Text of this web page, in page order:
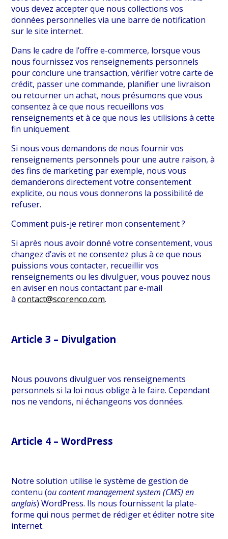
vous devez accepter que nous collections vos
données personnelles via une barre de notification
sur le site internet.
Dans le cadre de l’offre e-commerce, lorsque vous
nous fournissez vos renseignements personnels
pour conclure une transaction, vérifier votre carte de
crédit, passer une commande, planifier une livraison
ou retourner un achat, nous présumons que vous
consentez à ce que nous recueillons vos
renseignements et à ce que nous les utilisions à cette
fin uniquement.
Si nous vous demandons de nous fournir vos
renseignements personnels pour une autre raison, à
des fins de marketing par exemple, nous vous
demanderons directement votre consentement
explicite, ou nous vous donnerons la possibilité de
refuser.
Comment puis-je retirer mon consentement ?
Si après nous avoir donné votre consentement, vous
changez d’avis et ne consentez plus à ce que nous
puissions vous contacter, recueillir vos
renseignements ou les divulguer, vous pouvez nous
en aviser en nous contactant par e-mail
àcontact@scorenco.com.
Article 3 – Divulgation
Nous pouvons divulguer vos renseignements
personnels si la loi nous oblige à le faire. Cependant
nos ne vendons, ni échangeons vos données.
Article 4 – WordPress
Notre solution utilise le système de gestion de
contenu (ou content management system (CMS) en
anglais) WordPress. Ils nous fournissent la plate-
forme qui nous permet de rédiger et éditer notre site
internet.